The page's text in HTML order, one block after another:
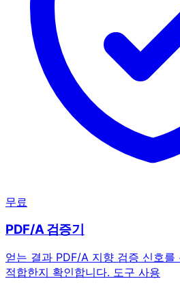
무료
PDF/A 검증기
얻는 결과 PDF/A 지향 검증 신호를
적합한지 확인합니다. 도구 사용